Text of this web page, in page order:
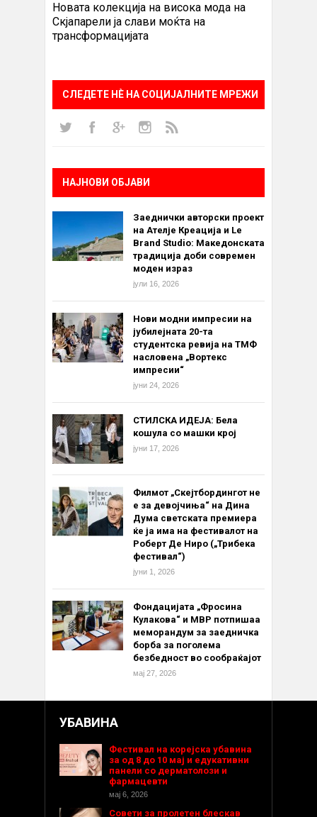
Новата колекција на висока мода на
Скјапарели ја слави моќта на
трансформацијата
СЛЕДЕТЕ НÈ НА СОЦИЈАЛНИТЕ МРЕЖИ
НАЈНОВИ ОБЈАВИ
Заеднички авторски проект
на Ателје Креација и Le
Brand Studio: Македонската
традиција доби современ
моден израз
јули 16, 2026
Нови модни импресии на
јубилејната 20-та
студентска ревија на ТМФ
насловена „Вортекс
импресии“
јуни 24, 2026
СТИЛСКА ИДЕЈА: Бела
кошула со машки крој
јуни 17, 2026
Филмот „Скејтбордингот не
е за девојчиња“ на Дина
Дума светската премиера
ќе ја има на фестивалот на
Роберт Де Ниро („Трибека
фестивал“)
јуни 1, 2026
Фондацијата „Фросина
Кулакова“ и МВР потпишаа
меморандум за заедничка
борба за поголема
безбедност во сообраќајот
мај 27, 2026
УБАВИНА
Фестивал на корејска убавина
за од 8 до 10 мај и едукативни
панели со дерматолози и
фармацевти
мај 6, 2026
Совети за пролетен блескав